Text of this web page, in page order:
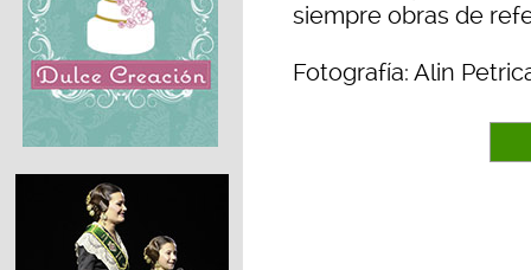
siempre obras de
Fotografía: Alin